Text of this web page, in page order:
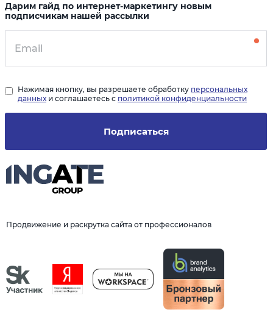
Продвижение и раскрутка сайта от профессионалов
Дарим гайд по интернет-маркетингу новым
подписчикам нашей рассылки
Подписаться
Нажимая кнопку, вы разрешаете обработку персональных
данных и соглашаетесь с политикой конфиденциальности